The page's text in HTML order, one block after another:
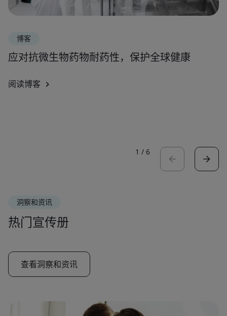
博客
应对抗微生物药物耐药性，保护全球健康
阅读博客
1 / 6
洞察和资讯
热门宣传册
查看洞察和资讯